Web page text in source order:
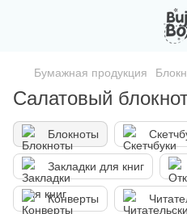
Бумажная продукция
Салатовый
Блокноты
Закладки для книг
Конверты